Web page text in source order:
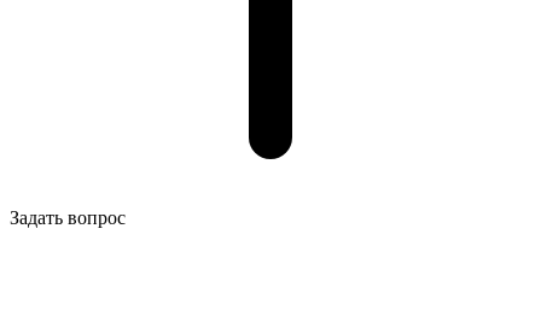
Задать вопрос